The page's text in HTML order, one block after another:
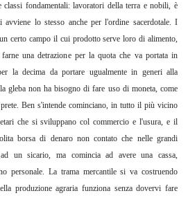
fondamentali: lavoratori della terra e nobili, è
avviene lo stesso anche per l'ordine sacerdotale. I
certo campo il cui prodotto serve loro di alimento,
una detrazione per la quota che va portata in
la decima da portare ugualmente in generi alla
gleba non ha bisogno di fare uso di moneta, come
Ben s'intende cominciano, in tutto il più vicino
che si sviluppano col commercio e l'usura, e il
borsa di denaro non contato che nelle grandi
un sicario, ma comincia ad avere una cassa,
personale. La trama mercantile si va costruendo
produzione agraria funziona senza dovervi fare